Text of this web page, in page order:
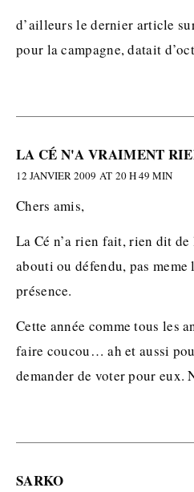
d’ailleurs le dernier article
pour la campagne, datait
LA CÉ N'A VRAIMENT
12 JANVIER 2009 AT 20 H 49 MIN
Chers amis,
La Cé n’a rien fait, rien dit
abouti ou défendu, pas meme
présence.
Cette année comme tous les
faire coucou… ah et aussi
demander de voter pour eux.
SARKO